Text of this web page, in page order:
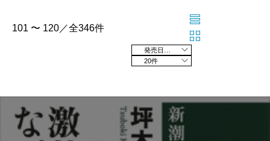
101 〜 120／全346件
20件